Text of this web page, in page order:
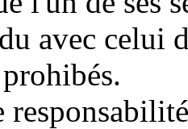
avec celui